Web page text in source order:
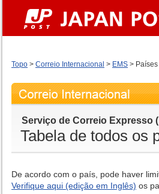
Topo > Correio Internacional > EMS >
Serviço de Correio Expresso
Tabela de todos os
De acordo com o país, pode haver
Verifique aqui (edição em Inglês) os